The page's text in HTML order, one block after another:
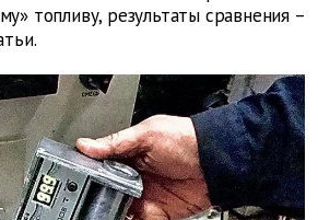
топливу, результаты сравнения –